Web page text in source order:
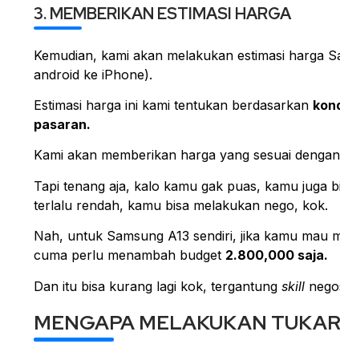
3. MEMBERIKAN ESTIMASI HARGA
Kemudian, kami akan melakukan estimasi harga
android ke iPhone).
Estimasi harga ini kami tentukan berdasarkan
pasaran.
Kami akan memberikan harga yang sesuai
Tapi tenang aja, kalo kamu gak puas, kamu juga
terlalu rendah, kamu bisa melakukan nego, kok.
Nah, untuk Samsung A13 sendiri, jika kamu mau
cuma perlu menambah budget 2.800,000 saja.
Dan itu bisa kurang lagi kok, tergantung skill
MENGAPA MELAKUKAN